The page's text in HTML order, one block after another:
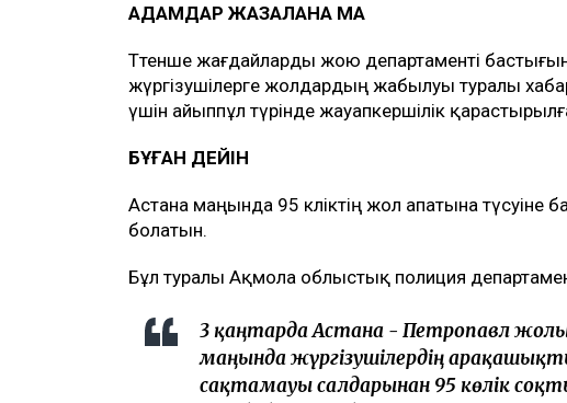
АДАМДАР ЖАЗАЛАНА МА
Төтенше жағдайларды жою департаменті
жүргізушілерге жолдардың жабылуы туралы
үшін айыппұл түрінде жауапкершілік
БҰҒАН ДЕЙІН
Астана маңында 95 көліктің жол апатына түсуіне
болатын.
Бұл туралы Ақмола облыстық полиция
3 қаңтарда Астана - Петропавл
маңында жүргізушілердің
сақтамауы салдарынан 95 көлік